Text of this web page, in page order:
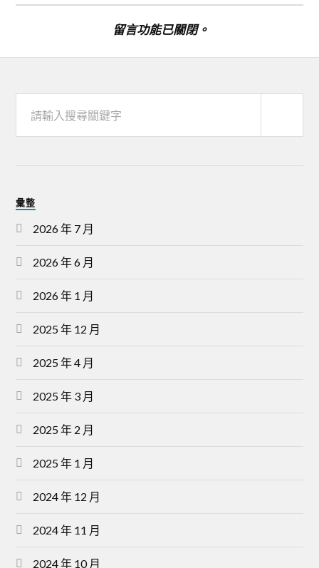
留言功能已關閉。
彙整
2026 年 7 月
2026 年 6 月
2026 年 1 月
2025 年 12 月
2025 年 4 月
2025 年 3 月
2025 年 2 月
2025 年 1 月
2024 年 12 月
2024 年 11 月
2024 年 10 月